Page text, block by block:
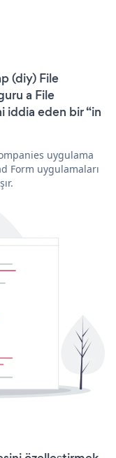
(diy) File
a File
iddia eden bir “in
uygulama
Form uygulamaları